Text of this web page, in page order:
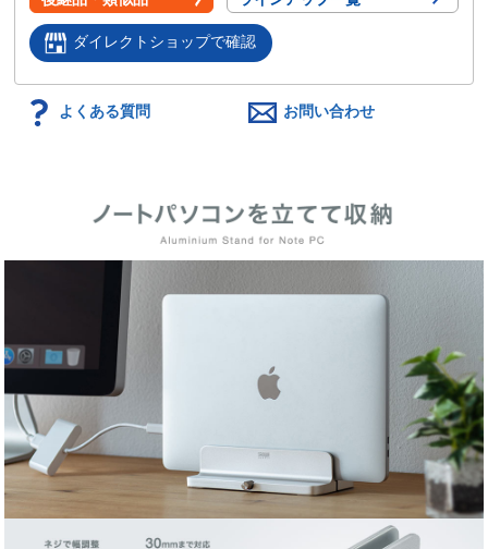
ダイレクトショップで確認
よくある質問 お問い合わせ